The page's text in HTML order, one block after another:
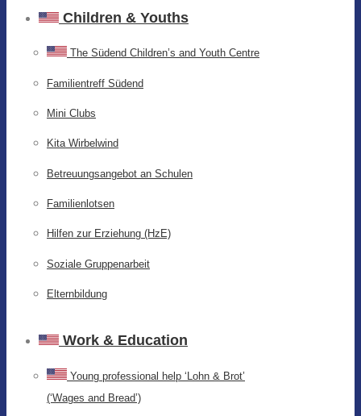
Children & Youths
The Südend Children’s and Youth Centre
Familientreff Südend
Mini Clubs
Kita Wirbelwind
Betreuungsangebot an Schulen
Familienlotsen
Hilfen zur Erziehung (HzE)
Soziale Gruppenarbeit
Elternbildung
Work & Education
Young professional help ‘Lohn & Brot’
(‘Wages and Bread’)